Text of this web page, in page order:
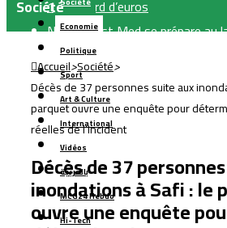
1,5 milliard d’euros
Nador West Med se prépare au
premières opérations
Tanger : l’aéroport Ibn Battouta
changement d’échelle
Investissement émirati :
transformation de son front de
Le Maroc se prépare à accueillir
africaine de batteries
Economie
Politique
Sport
Art & Culture
International
Vidéos
بالعربية
MCG24 Hebdo
Hi-Tech
Société
Accueil>Société>
Décès de 37 personnes suite aux
parquet ouvre une enquête pour
réelles de l’incident
Décès de 37
inondations à Safi : le
ouvre une enquête